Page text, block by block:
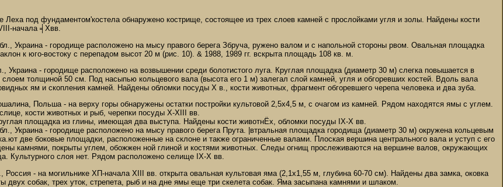
Леха под фундаментом'костела обнаружено кострище, состоящее из трех слоев камней с прослойками угля и золы. Найдены кости
начала ╡Хвв.
Украина - городище расположено на мысу правого берега Збруча, ружено валом и с напольной стороны рвом. Овальная площадка
к юго-востоку с перепадом высот 20 м (рис. 10). & 1988, 1989 гг. вскрыта площадь 108 кв. м.
Украина - городище расположено на возвышении среди болотистого луга. Круглая площадка (диаметр 30 м) слегка повышается в
слоем толщиной 50 см. Под насыпью кольцевого вала (высота его 1 м) залегал слой камней, угля и обгоревших костей. Вдоль вала
ям и скопления камней. Найдены обломки посуды Х в., кости животных, фрагмент обгоревшего черепа человека и два зуба.
Польша - на верху горы обнаружены остатки постройки культовой 2,5х4,5 м, с очагом из камней. Рядом находятся ямы с углем.
кости животных и рыб, черепки посуды X-XIII вв.
площадка из глины, имеющая два выступа. Найдены кости животнЁх, обломки посуды IX-X вв.
Украина - городище расположено на мысу правого берега Прута. |втральная площадка городища (диаметр 30 м) окружена кольцевым
две боковые площадки, расположенные на склоне и также ограниченные валами. Плоская вершина центрального вала и уступ с его
камнями, покрыты углем, обожжен ной глиной и костями животных. Следы огнищ прослеживаются на вершине валов, окружающих
Культурного слоя нет. Рядом расположено селище IX-X вв.
Россия - на могильнике ХП-начала XIII вв. открыта овальная культовая яма (2,1х1,55 м, глубина 60-70 см). Найдены два замка, оковка
двух собак, трех уток, стрепета, рыб и на дне ямы еще три скелета собак. Яма засыпана камнями и шлаком.